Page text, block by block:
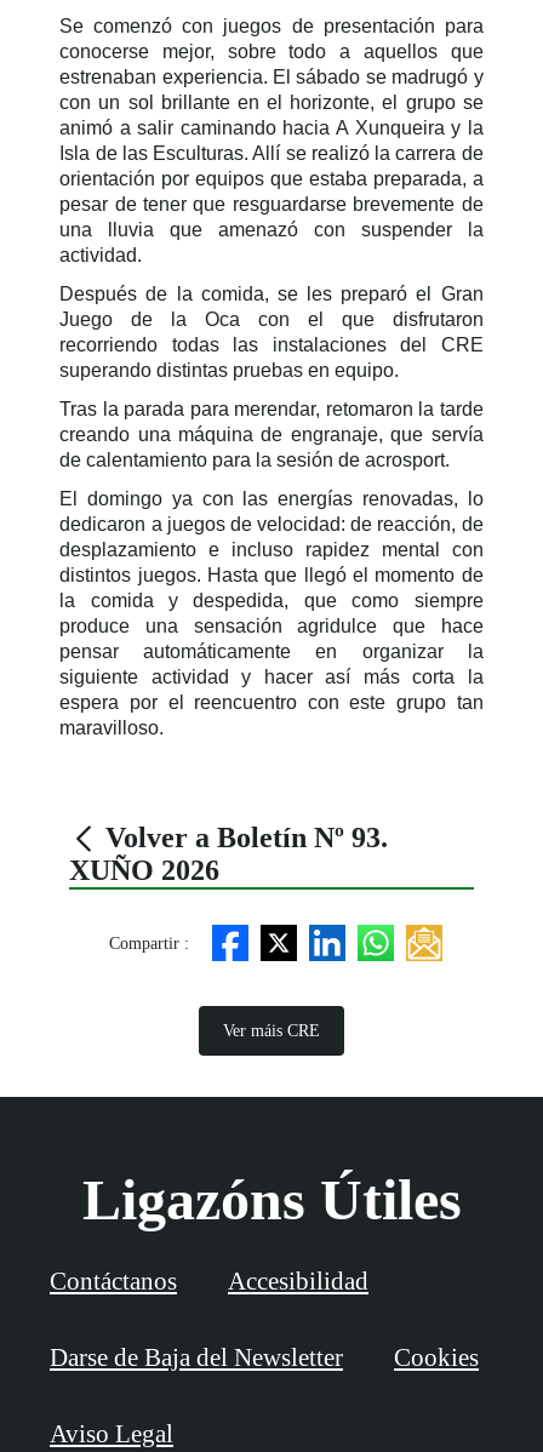
Se comenzó con juegos de presentación para
conocerse mejor, sobre todo a aquellos que
estrenaban experiencia. El sábado se madrugó y
con un sol brillante en el horizonte, el grupo se
animó a salir caminando hacia A Xunqueira y la
Isla de las Esculturas. Allí se realizó la carrera de
orientación por equipos que estaba preparada, a
pesar de tener que resguardarse brevemente de
una lluvia que amenazó con suspender la
actividad.
Después de la comida, se les preparó el Gran
Juego de la Oca con el que disfrutaron
recorriendo todas las instalaciones del CRE
superando distintas pruebas en equipo.
Tras la parada para merendar, retomaron la tarde
creando una máquina de engranaje, que servía
de calentamiento para la sesión de acrosport.
El domingo ya con las energías renovadas, lo
dedicaron a juegos de velocidad: de reacción, de
desplazamiento e incluso rapidez mental con
distintos juegos. Hasta que llegó el momento de
la comida y despedida, que como siempre
produce una sensación agridulce que hace
pensar automáticamente en organizar la
siguiente actividad y hacer así más corta la
espera por el reencuentro con este grupo tan
maravilloso.
Volver a Boletín Nº 93.
XUÑO 2026
Compartir :
Ver máis CRE
Ligazóns Útiles
Contáctanos Accesibilidad
Darse de Baja del Newsletter Cookies
Aviso Legal